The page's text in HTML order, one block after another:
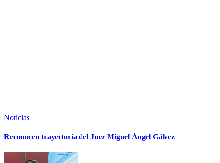
Noticias
Reconocen trayectoria del Juez Miguel Ángel Gálvez